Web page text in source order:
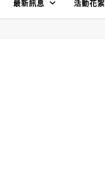
最新訊息 活動花絮